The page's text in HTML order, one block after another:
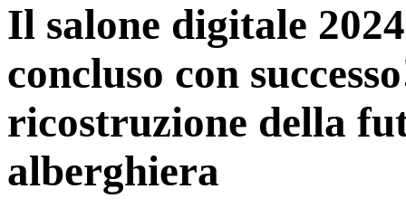
Il salone digitale
concluso con
ricostruzione della
alberghiera